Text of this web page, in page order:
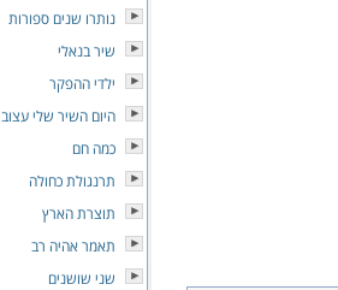
נותרו שנים ספורות
שיר בנאלי
ילדי ההפקר
היום השיר שלי עצוב
כמה חם
תרנגולת כחולה
תוצרת הארץ
תאמר אהיה רב
שני שושנים